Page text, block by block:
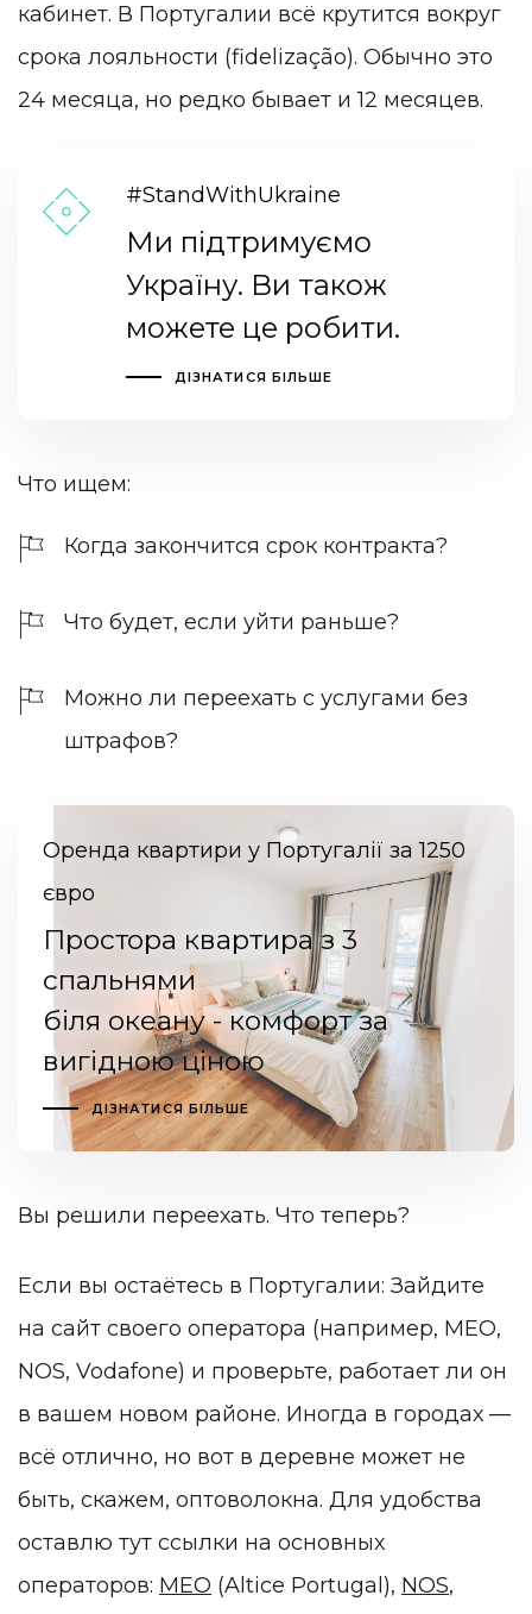
кабинет. В Португалии всё крутится вокруг
срока лояльности (fidelização). Обычно это
24 месяца, но редко бывает и 12 месяцев.
#StandWithUkraine
Ми підтримуємо
Україну. Ви також
можете це робити.
ДІЗНАТИСЯ БІЛЬШЕ
Что ищем:
Когда закончится срок контракта?
Что будет, если уйти раньше?
Можно ли переехать с услугами без
штрафов?
Оренда квартири у Португалії за 1250
євро
Простора квартира з 3
спальнями
біля океану - комфорт за
вигідною ціною
ДІЗНАТИСЯ БІЛЬШЕ
Вы решили переехать. Что теперь?
Если вы остаётесь в Португалии: Зайдите
на сайт своего оператора (например, MEO,
NOS, Vodafone) и проверьте, работает ли он
в вашем новом районе. Иногда в городах —
всё отлично, но вот в деревне может не
быть, скажем, оптоволокна. Для удобства
оставлю тут ссылки на основных
операторов: MEO (Altice Portugal), NOS,